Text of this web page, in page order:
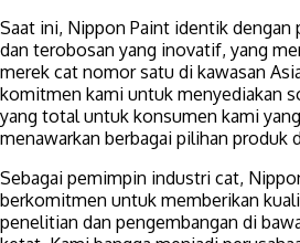
Saat ini, Nippon Paint identik
dan terobosan yang inovatif, yang
merek cat nomor satu di kawasan
komitmen kami untuk menyediakan
yang total untuk konsumen kami
menawarkan berbagai pilihan produk
Sebagai pemimpin industri cat,
berkomitmen untuk memberikan
penelitian dan pengembangan di